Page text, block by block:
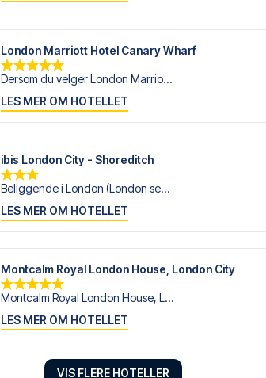
London Marriott Hotel Canary Wharf
Dersom du velger London Marrio...
LES MER OM HOTELLET
ibis London City - Shoreditch
Beliggende i London (London se...
LES MER OM HOTELLET
Montcalm Royal London House, London City
Montcalm Royal London House, L...
LES MER OM HOTELLET
VIS FLERE HOTELLER